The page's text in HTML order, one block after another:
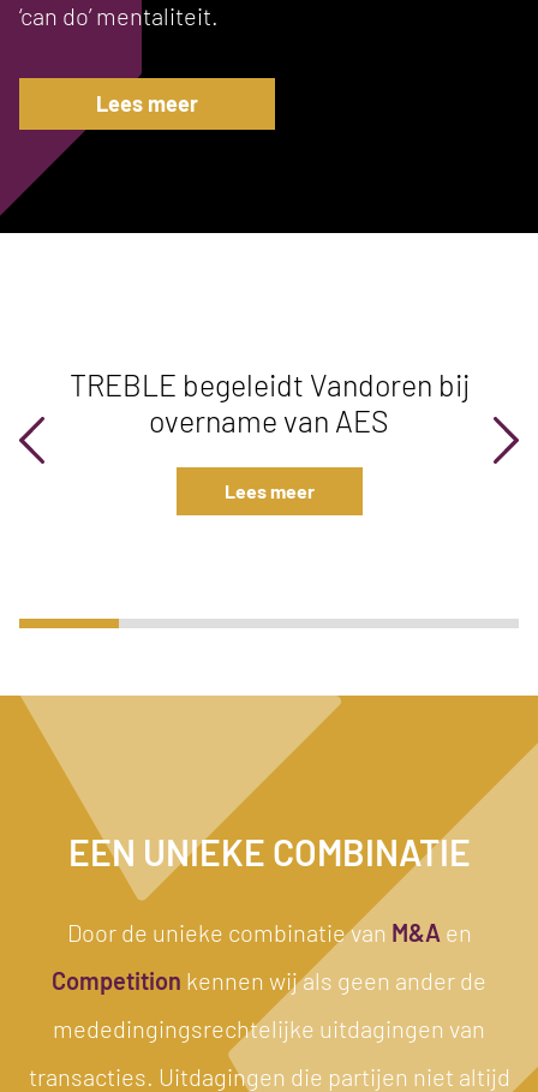
‘can do’ mentaliteit.
Lees meer
TREBLE begeleidt Vandoren bij
overname van AES
Lees meer
EEN UNIEKE COMBINATIE
Door de unieke combinatie van M&A en
Competition kennen wij als geen ander de
mededingingsrechtelijke uitdagingen van
transacties. Uitdagingen die partijen niet altijd